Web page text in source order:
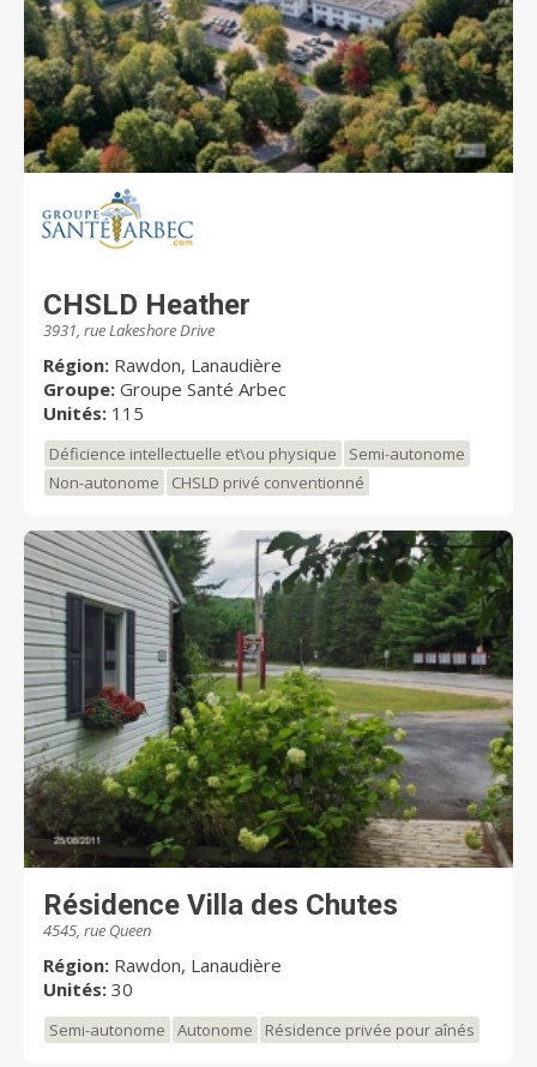
CHSLD Heather
3931, rue Lakeshore Drive
Région: Rawdon, Lanaudière
Groupe: Groupe Santé Arbec
Unités: 115
Déficience intellectuelle et\ou physique
Semi-autonome
Non-autonome
CHSLD privé conventionné
Résidence Villa des Chutes
4545, rue Queen
Région: Rawdon, Lanaudière
Unités: 30
Semi-autonome Autonome Résidence privée pour aînés